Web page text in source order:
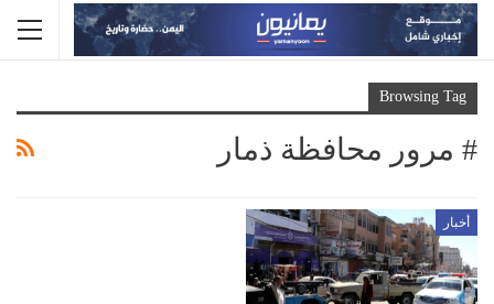
Browsing Tag
# مرور محافظة ذمار
أخبار